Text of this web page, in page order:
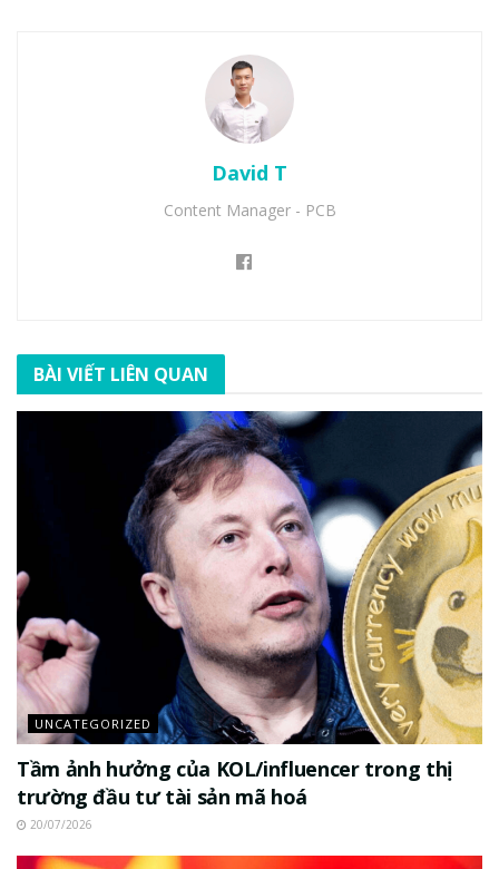
David T
Content Manager - PCB
BÀI VIẾT LIÊN QUAN
UNCATEGORIZED
Tầm ảnh hưởng của KOL/influencer trong thị
trường đầu tư tài sản mã hoá
20/07/2026